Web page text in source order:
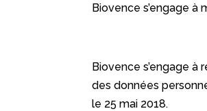
Biovence s’engage à
Biovence s’engage
des données
le 25 mai 2018.